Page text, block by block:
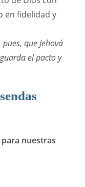
en fidelidad y
pues, que Jehová
el pacto y
nuestras